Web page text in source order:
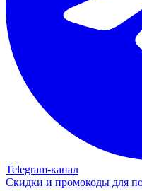
Telegram‑канал
Скидки и промокоды для